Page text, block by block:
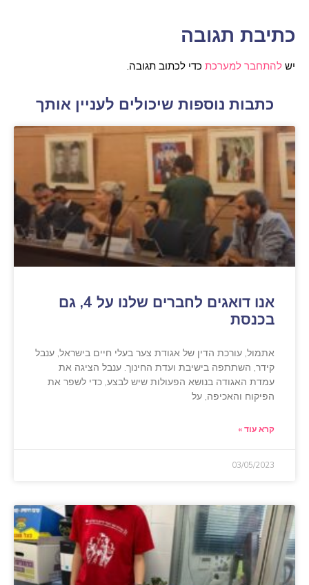
כתיבת תגובה
להתחבר למערכתכדי לכתוב תגובה.
כתבות נוספות שיכולים לעניין אותך
אנו דואגים לחברים שלנו על 4, גם
בכנסת
אתמול, עורכת הדין של אגודת צער בעלי חיים בישראל, ענבל
קידר, השתתפה בישיבת ועדת החינוך. ענבל הציגה את
עמדת האגודה בנושא הפעולות שיש לבצע, כדי לשפר את
הפיקוח והאכיפה, על
קרא עוד »
03/05/2023